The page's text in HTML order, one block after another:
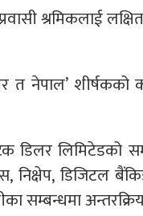
श्रमिकलाई
नेपाल’ शीर्षकको
डिलर लिमिटेडको
निक्षेप, डिजिटल
सम्बन्धमा